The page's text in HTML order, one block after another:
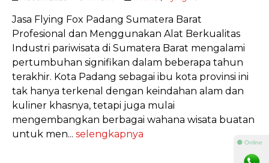
Jasa Flying Fox Padang Sumatera Barat
Profesional dan Menggunakan Alat Berkualitas
Industri pariwisata di Sumatera Barat mengalami
pertumbuhan signifikan dalam beberapa tahun
terakhir. Kota Padang sebagai ibu kota provinsi ini
tak hanya terkenal dengan keindahan alam dan
kuliner khasnya, tetapi juga mulai
mengembangkan berbagai wahana wisata buatan
untuk men... selengkapnya
⚫ Online